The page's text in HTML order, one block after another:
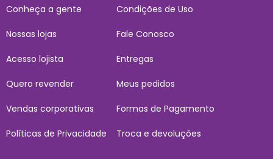
Conheça a gente
Nossas lojas
Acesso lojista
Quero revender
Vendas corporativas
Políticas de Privacidade
Condições de Uso
Fale Conosco
Entregas
Meus pedidos
Formas de Pagamento
Troca e devoluções